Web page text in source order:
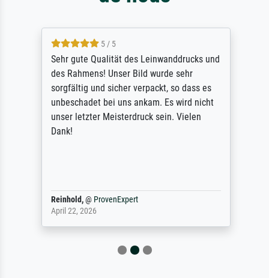
5 / 5
Sehr gute Qualität des Leinwanddrucks und
des Rahmens! Unser Bild wurde sehr
sorgfältig und sicher verpackt, so dass es
unbeschadet bei uns ankam. Es wird nicht
unser letzter Meisterdruck sein. Vielen
Dank!
Reinhold,@ ProvenExpert
April 22, 2026